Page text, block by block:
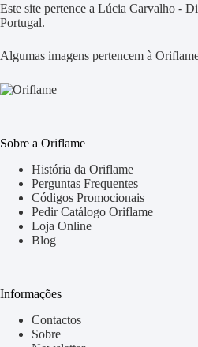
Este site pertence a Lúcia Carvalho -
Portugal.
Algumas imagens pertencem à
Sobre a Oriflame
História da Oriflame
Perguntas Frequentes
Códigos Promocionais
Pedir Catálogo Oriflame
Loja Online
Blog
Informações
Contactos
Sobre